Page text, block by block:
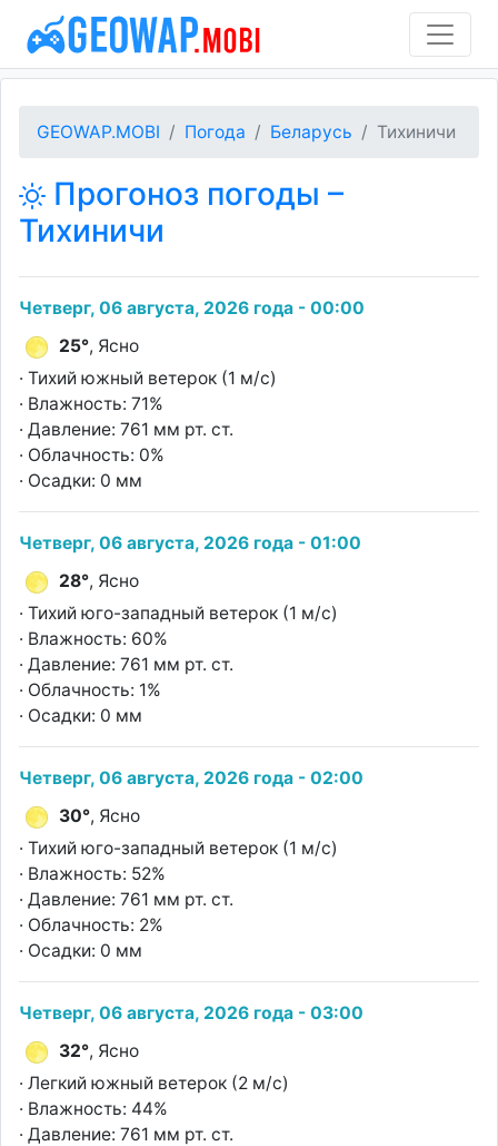
GEOWAP.MOBI Погода Беларусь Тихиничи
Прогоноз погоды –
Тихиничи
Четверг, 06 августа, 2026 года - 00:00
25°, Ясно
· Тихий южный ветерок (1 м/с)
· Влажность: 71%
· Давление: 761 мм рт. ст.
· Облачность: 0%
· Осадки: 0 мм
Четверг, 06 августа, 2026 года - 01:00
28°, Ясно
· Тихий юго-западный ветерок (1 м/с)
· Влажность: 60%
· Давление: 761 мм рт. ст.
· Облачность: 1%
· Осадки: 0 мм
Четверг, 06 августа, 2026 года - 02:00
30°, Ясно
· Тихий юго-западный ветерок (1 м/с)
· Влажность: 52%
· Давление: 761 мм рт. ст.
· Облачность: 2%
· Осадки: 0 мм
Четверг, 06 августа, 2026 года - 03:00
32°, Ясно
· Легкий южный ветерок (2 м/с)
· Влажность: 44%
· Давление: 761 мм рт. ст.